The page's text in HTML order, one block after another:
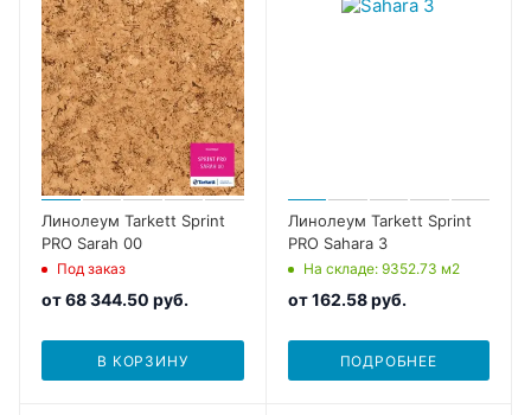
Линолеум Tarkett Sprint
PRO Sarah 00
Под заказ
от68 344.50 руб.
В КОРЗИНУ
Линолеум Tarkett Sprint
PRO Sahara 3
На складе: 9352.73 м2
от162.58 руб.
ПОДРОБНЕЕ